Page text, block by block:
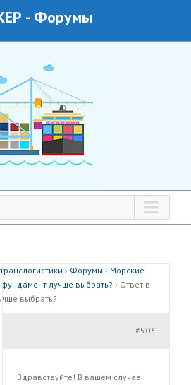
- Форумы
› Форумы › Морские
фундамент лучше выбрать? › Ответ в
выбрать?
#503
|
Здравствуйте! В вашем случае